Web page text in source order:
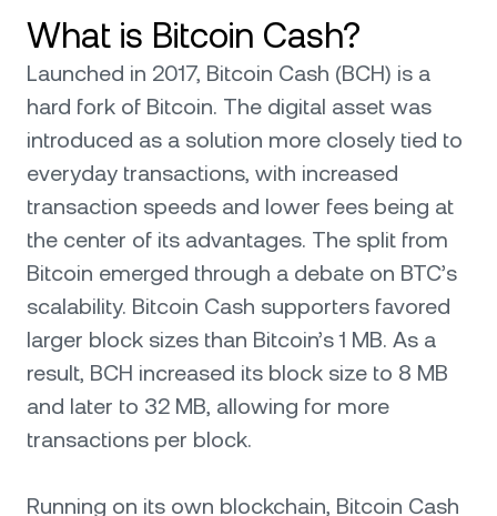
What is Bitcoin Cash?
Launched in 2017, Bitcoin Cash (BCH) is a
hard fork of Bitcoin. The digital asset was
introduced as a solution more closely tied to
everyday transactions, with increased
transaction speeds and lower fees being at
the center of its advantages. The split from
Bitcoin emerged through a debate on BTC’s
scalability. Bitcoin Cash supporters favored
larger block sizes than Bitcoin’s 1 MB. As a
result, BCH increased its block size to 8 MB
and later to 32 MB, allowing for more
transactions per block.
Running on its own blockchain, Bitcoin Cash